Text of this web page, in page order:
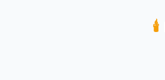
🕯️